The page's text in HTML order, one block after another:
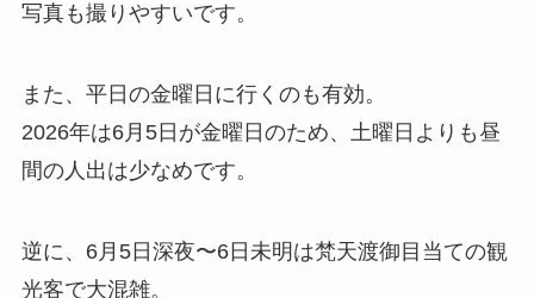
写真も撮りやすいです。
また、平日の金曜日に行くのも有効。
2026年は6月5日が金曜日のため、土曜日よりも昼
間の人出は少なめです。
逆に、6月5日深夜〜6日未明は梵天渡御目当ての観
光客で大混雑。